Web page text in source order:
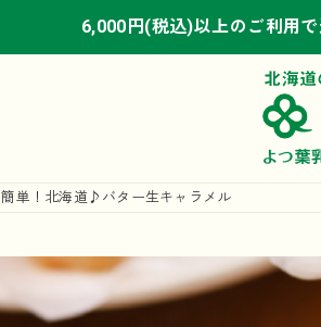
6,000円(税込)以上のご利用
6,000円(税込)以上のご利用
6,000円(税込)以上のご利用
簡単！北海道♪バター生キャラメル